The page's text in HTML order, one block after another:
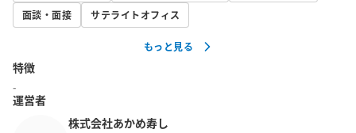
面談・面接
サテライトオフィス
もっと見る
特徴
-
運営者
株式会社あかめ寿し